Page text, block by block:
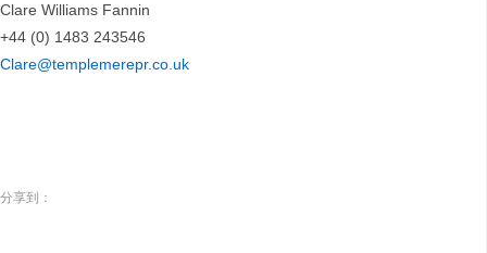
Clare Williams Fannin
+44 (0) 1483 243546
Clare@templemerepr.co.uk
分享到：